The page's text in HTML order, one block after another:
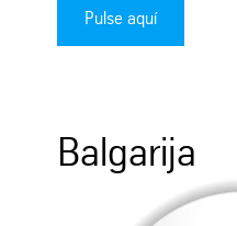
Pulse aquí
Balgarija